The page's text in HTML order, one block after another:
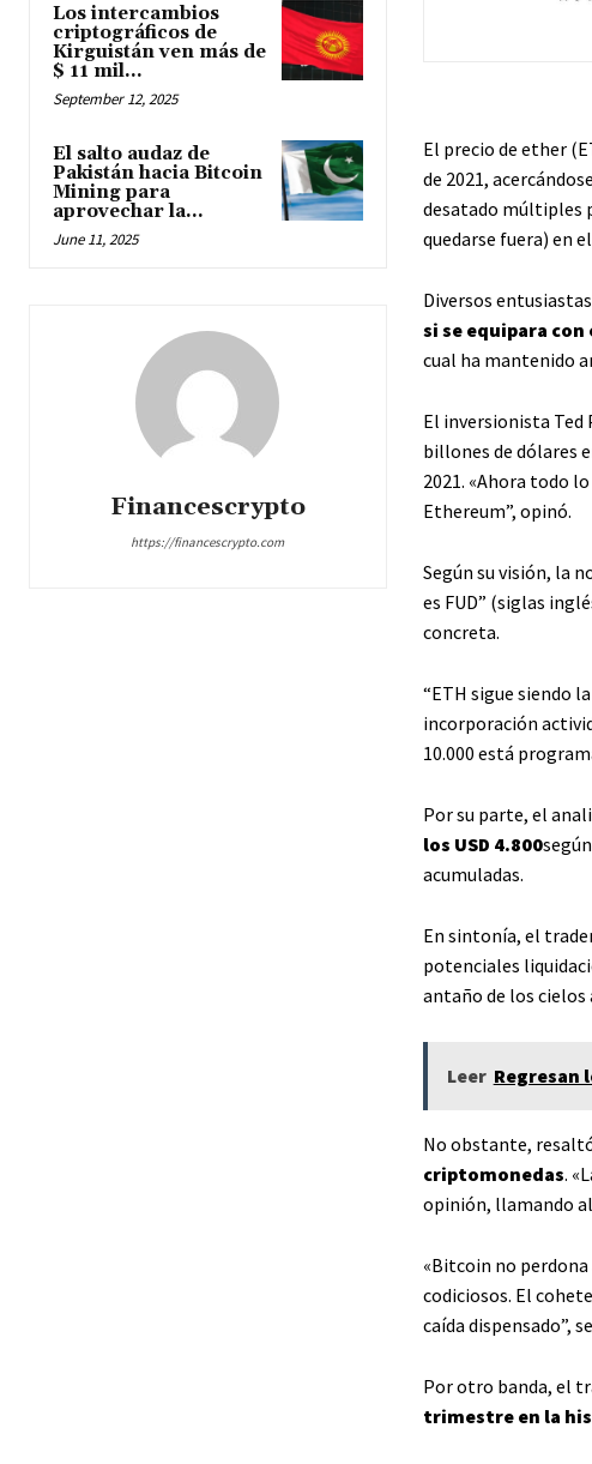
Los intercambios
criptográficos de
Kirguistán ven más de
$ 11 mil...
September 12, 2025
El salto audaz de
Pakistán hacia Bitcoin
Mining para
aprovechar la...
June 11, 2025
Financescrypto
https://financescrypto.com
El precio de ether
de 2021,
desatado múltiples
quedarse fuera) en
Diversos
si se equipara
cual ha mantenido
El inversionista Ted
billones de dólares
2021. «Ahora todo
Ethereum”, opinó.
Según su visión, la
es FUD” (siglas
concreta.
“ETH sigue siendo
incorporación
10.000 está
Por su parte, el
los USD 4.800
acumuladas.
En sintonía, el
potenciales
antaño de los cielos
Leer Regresan
No obstante,
criptomonedas.
opinión, llamando
«Bitcoin no
codiciosos. El
caída dispensado”,
Por otro banda, el
trimestre en la